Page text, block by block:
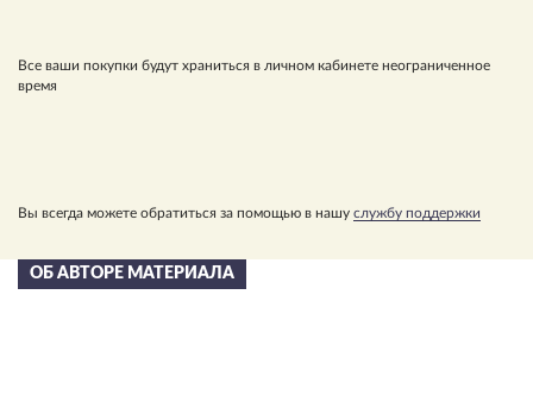
Все ваши покупки будут храниться в личном кабинете неограниченное
время
Вы всегда можете обратиться за помощью в нашу службу поддержки
ОБ АВТОРЕ МАТЕРИАЛА